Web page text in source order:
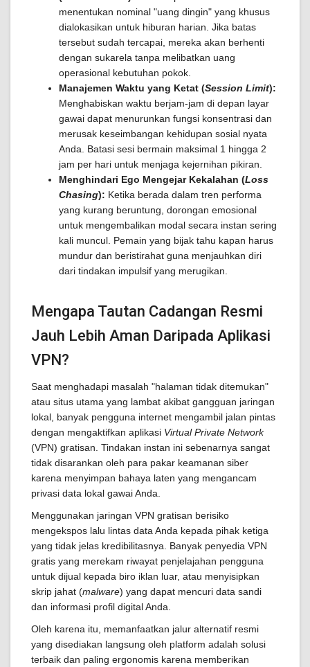
menentukan nominal "uang dingin" yang khusus
dialokasikan untuk hiburan harian. Jika batas
tersebut sudah tercapai, mereka akan berhenti
dengan sukarela tanpa melibatkan uang
operasional kebutuhan pokok.
Manajemen Waktu yang Ketat (Session Limit):
Menghabiskan waktu berjam-jam di depan layar
gawai dapat menurunkan fungsi konsentrasi dan
merusak keseimbangan kehidupan sosial nyata
Anda. Batasi sesi bermain maksimal 1 hingga 2
jam per hari untuk menjaga kejernihan pikiran.
Menghindari Ego Mengejar Kekalahan (Loss
Chasing): Ketika berada dalam tren performa
yang kurang beruntung, dorongan emosional
untuk mengembalikan modal secara instan sering
kali muncul. Pemain yang bijak tahu kapan harus
mundur dan beristirahat guna menjauhkan diri
dari tindakan impulsif yang merugikan.
Mengapa Tautan Cadangan Resmi
Jauh Lebih Aman Daripada Aplikasi
VPN?
Saat menghadapi masalah "halaman tidak ditemukan"
atau situs utama yang lambat akibat gangguan jaringan
lokal, banyak pengguna internet mengambil jalan pintas
dengan mengaktifkan aplikasi Virtual Private Network
(VPN) gratisan. Tindakan instan ini sebenarnya sangat
tidak disarankan oleh para pakar keamanan siber
karena menyimpan bahaya laten yang mengancam
privasi data lokal gawai Anda.
Menggunakan jaringan VPN gratisan berisiko
mengekspos lalu lintas data Anda kepada pihak ketiga
yang tidak jelas kredibilitasnya. Banyak penyedia VPN
gratis yang merekam riwayat penjelajahan pengguna
untuk dijual kepada biro iklan luar, atau menyisipkan
skrip jahat (malware) yang dapat mencuri data sandi
dan informasi profil digital Anda.
Oleh karena itu, memanfaatkan jalur alternatif resmi
yang disediakan langsung oleh platform adalah solusi
terbaik dan paling ergonomis karena memberikan